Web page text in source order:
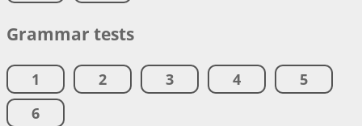
Grammar tests
1 2 3 4
5
6